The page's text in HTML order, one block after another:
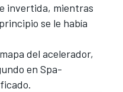
invertida, mientras
se le había
del acelerador,
en Spa-